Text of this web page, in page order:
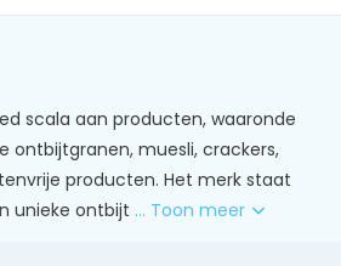
scala aan producten, waaronde
ontbijtgranen, muesli, crackers,
producten. Het merk staat
unieke ontbijt ... Toon meer